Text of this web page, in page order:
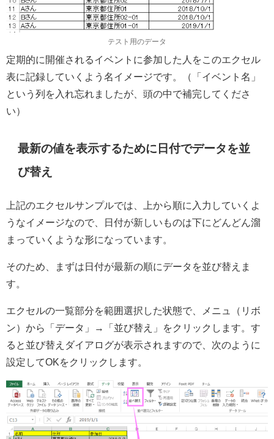
テスト用のデータ
定期的に開催されるイベントに参加した人をこのエクセル
表に記録していくよう名イメージです。（「イベント名」
という列を入れ忘れましたが、頭の中で補完してくださ
い）
最新の値を表示するために日付でデータを並
び替え
上記のエクセルサンプルでは、上から順に入力していくよ
うなイメージなので、日付が新しいものは下にどんどん溜
まっていくような形になっています。
そのため、まずは日付が最新の順にデータを並び替えま
す。
エクセルの一覧部分を範囲選択した状態で、メニュ（リボ
ン）から「データ」→「並び替え」をクリックします。す
ると並び替えダイアログが表示されますので、次のように
設定してOKをクリックします。